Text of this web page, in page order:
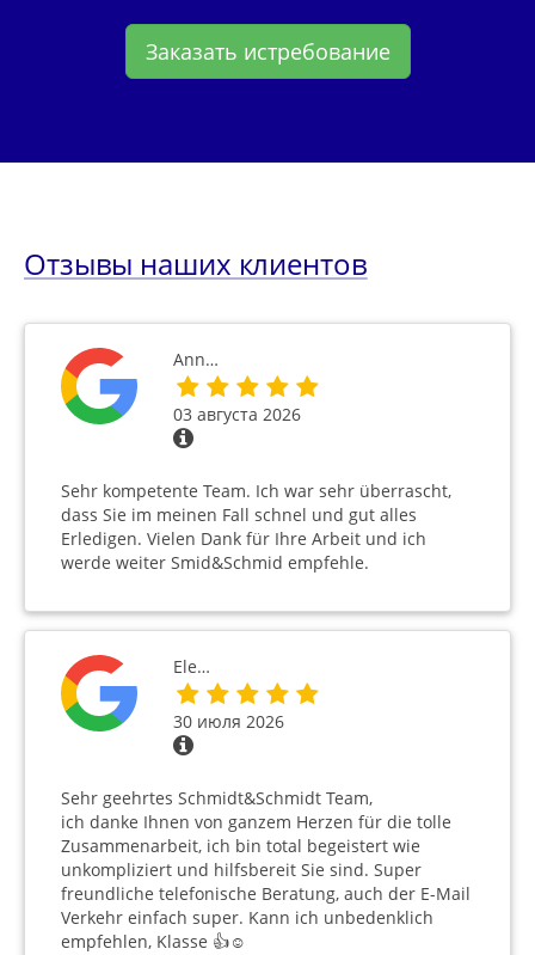
Заказать истребование
Отзывы наших клиентов
Ann…
03 августа 2026
Sehr kompetente Team. Ich war sehr überrascht,
dass Sie im meinen Fall schnel und gut alles
Erledigen. Vielen Dank für Ihre Arbeit und ich
werde weiter Smid&Schmid empfehle.
Ele…
30 июля 2026
Sehr geehrtes Schmidt&Schmidt Team,
ich danke Ihnen von ganzem Herzen für die tolle
Zusammenarbeit, ich bin total begeistert wie
unkompliziert und hilfsbereit Sie sind. Super
freundliche telefonische Beratung, auch der E-Mail
Verkehr einfach super. Kann ich unbedenklich
empfehlen, Klasse 👍☺️